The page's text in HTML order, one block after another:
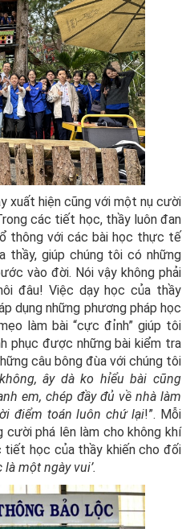
hiện cũng với một nụ cười
các tiết học, thầy luôn đan
thông với các bài học thực tế
thầy, giúp chúng tôi có những
vào đời. Nói vậy không phải
đâu! Việc dạy học của thầy
dụng những phương pháp học
làm bài “cực đỉnh” giúp tôi
phục được những bài kiểm tra
câu bông đùa với chúng tôi
ây dà ko hỉểu bài cũng
em, chép đầy đủ về nhà làm
điểm toán luôn chứ lại!”. Mỗi
phá lên làm cho không khí
học của thầy khiến cho đối
một ngày vui’.